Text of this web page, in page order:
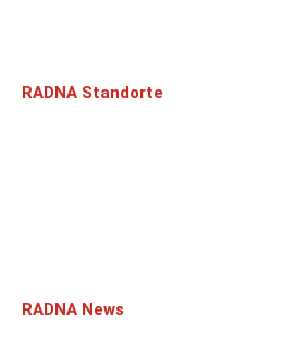
RADNA Standorte
RADNA News